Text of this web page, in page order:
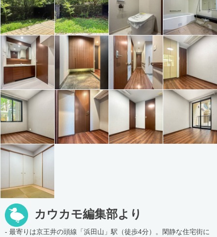
カウカモ編集部より
- 最寄りは京王井の頭線「浜田山」駅（徒歩4分）。閑静な住宅街に